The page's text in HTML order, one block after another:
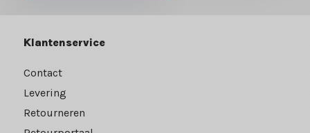
Klantenservice
Contact
Levering
Retourneren